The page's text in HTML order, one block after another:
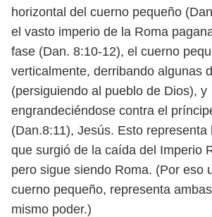
horizontal del cuerno pequeño
el vasto imperio de la Roma
fase (Dan. 8:10-12), el cuerno
verticalmente, derribando algunas
(persiguiendo al pueblo de Dios), y
engrandeciéndose contra el
(Dan.8:11), Jesús. Esto representa
que surgió de la caída del Imperio
pero sigue siendo Roma. (Por eso
cuerno pequeño, representa
mismo poder.)